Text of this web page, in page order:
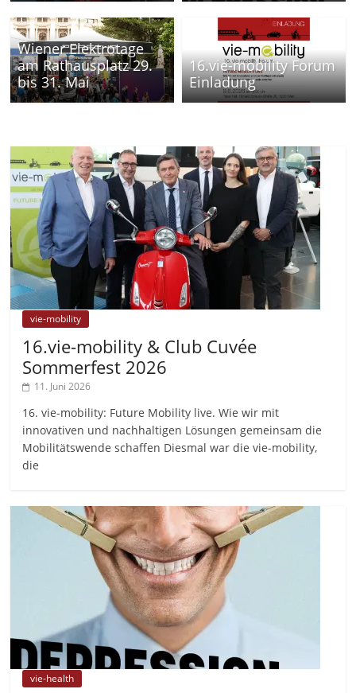
Wiener Elektrotage
am Rathausplatz 29.
bis 31. Mai
16.vie-mobility Forum
Einladung
vie-mobility
16.vie-mobility & Club Cuvée
Sommerfest 2026
11. Juni 2026
16. vie-mobility: Future Mobility live. Wie wir mit
innovativen und nachhaltigen Lösungen gemeinsam die
Mobilitätswende schaffen Diesmal war die vie-mobility,
die
vie-health